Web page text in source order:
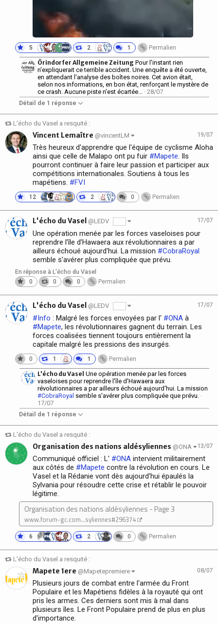
5 2 1 Permalien
Örindorfer Allgemeine Zeitung Pour l'instant rien
n'expliquerait ce terrible accident. Une enquête a été ouverte,
en attendant l'analyse des boîtes noires. Cet avion était,
selon nos informations, en bon état, renforçant le mystère de
ce crash. Aucune piste n'est écartée... · 28/07
Détail de 1 réponse
L'écho du Vasel a resquité :
19/07
Vincent Lemaître @vincentLM
Très heureux d'apprendre que l'équipe de cyclisme Aloha
ainsi que celle de Malapo ont pu fuir #Mapete. Ils
pourront continuer à faire leur passion et participer aux
compétitions internationales. Soutiens à tous les
mapétiens. #FVI
12 2 0 Permalien
17/07
L'écho du Vasel @LEDV
Une opération menée par les forces vaseloises pour
reprendre l'île d'Hawaera aux révolutionnaires a par
ailleurs échoué aujourd'hui. La mission #CobraRoyal
semble s'avérer plus compliquée que prévu.
En réponse à L'écho du Vasel
0
0 0 Permalien
17/07
L'écho du Vasel @LEDV
#Info : Malgré les forces envoyées par l' #ONA à
#Mapete, les révolutionnaires gagnent du terrain. Les
forces coalisées tiennent toujours entièrement la
capitale malgré les pressions des insurgés.
0 1 1 Permalien
L'écho du Vasel Une opération menée par les forces
vaseloises pour reprendre l'île d'Hawaera aux
révolutionnaires a par ailleurs échoué aujourd'hui. La mission
#CobraRoyal semble s'avérer plus compliquée que prévu. ·
17/07
Détail de 1 réponse
L'écho du Vasel a resquité :
13/07
Organisation des nations aldésyliennes @ONA
Communiqué officiel : L' #ONA intervient militairement
aux côtés de #Mapete contre la révolution en cours. Le
Vasel et la Rédanie vont dès aujourd'hui épaulés la
Sylvania pour résoudre cette crise et rétablir le pouvoir
légitime.
Organisation des nations aldésyliennes - Page 3
www.forum-gc.com...syliennes#296374
6 2 0 Permalien
L'écho du Vasel a resquité :
08/07
Mapete 1ere @Mapetepremiere
Plusieurs jours de combat entre l'armée du Front
Populaire et les Mapétiens fidèles à la royauté qui ont
pris les armes. Ces derniers sont mis à mal dans
plusieurs îles. Le Front Populaire prend de plus en plus
d'importance.